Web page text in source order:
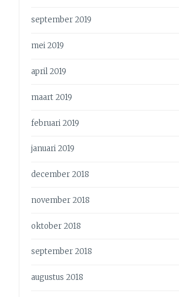
september 2019
mei 2019
april 2019
maart 2019
februari 2019
januari 2019
december 2018
november 2018
oktober 2018
september 2018
augustus 2018